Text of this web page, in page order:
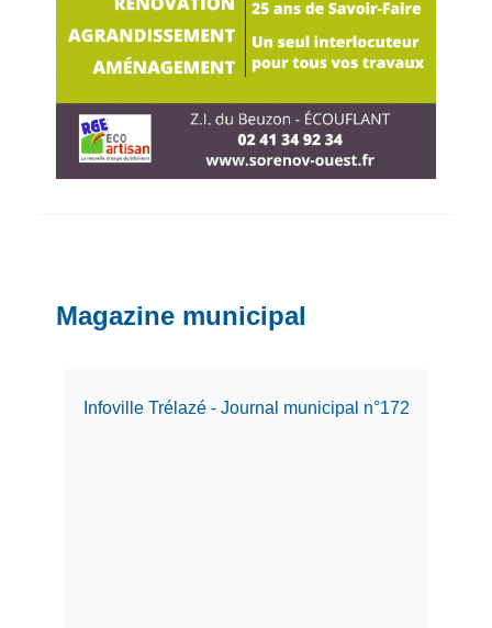
Magazine municipal
Infoville Trélazé - Journal municipal n°172